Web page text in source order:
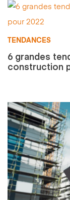
TENDANCES
6 grandes
construction